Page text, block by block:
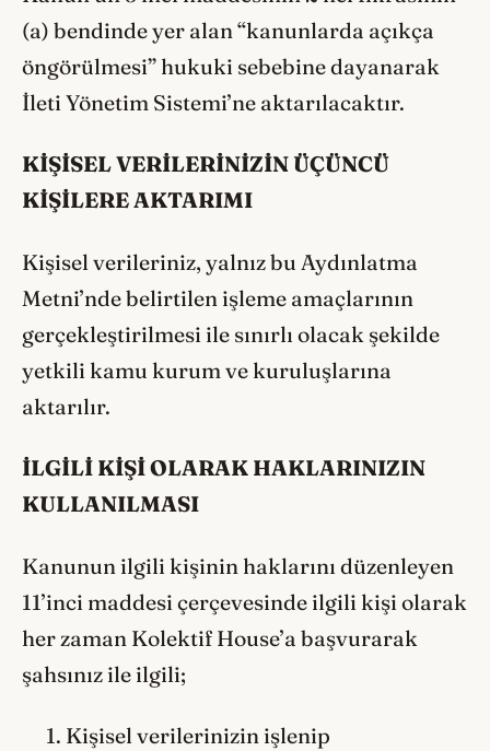
(a) bendinde yer alan “kanunlarda açıkça
öngörülmesi” hukuki sebebine dayanarak
İleti Yönetim Sistemi’ne aktarılacaktır.
KİŞİSEL VERİLERİNİZİN ÜÇÜNCÜ
KİŞİLERE AKTARIMI
Kişisel verileriniz, yalnız bu Aydınlatma
Metni’nde belirtilen işleme amaçlarının
gerçekleştirilmesi ile sınırlı olacak şekilde
yetkili kamu kurum ve kuruluşlarına
aktarılır.
İLGİLİ KİŞİ OLARAK HAKLARINIZIN
KULLANILMASI
Kanunun ilgili kişinin haklarını düzenleyen
11’inci maddesi çerçevesinde ilgili kişi olarak
her zaman Kolektif House’a başvurarak
şahsınız ile ilgili;
Kişisel verilerinizin işlenip